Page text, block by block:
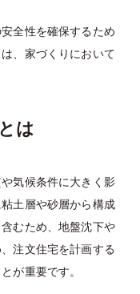
全性を確保するため
、家づくりにおいて
は
気候条件に大きく影
土層や砂層から構成
むため、地盤沈下や
注文住宅を計画する
が重要です。